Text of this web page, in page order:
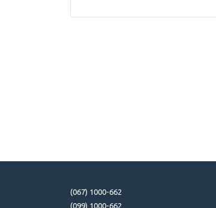
(067) 1000-662
(099) 1000-662